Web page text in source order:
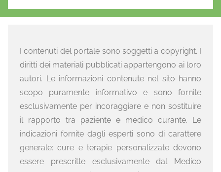
I contenuti del portale sono soggetti a copyright. I
diritti dei materiali pubblicati appartengono ai loro
autori. Le informazioni contenute nel sito hanno
scopo puramente informativo e sono fornite
esclusivamente per incoraggiare e non sostituire
il rapporto tra paziente e medico curante. Le
indicazioni fornite dagli esperti sono di carattere
generale: cure e terapie personalizzate devono
essere prescritte esclusivamente dal Medico